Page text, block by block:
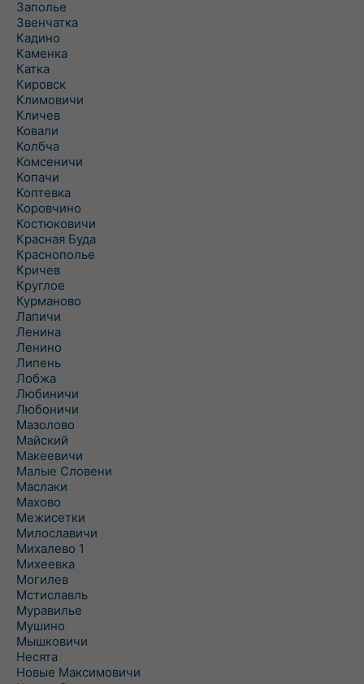
Заполье
Звенчатка
Кадино
Каменка
Катка
Кировск
Климовичи
Кличев
Ковали
Колбча
Комсеничи
Копачи
Коптевка
Коровчино
Костюковичи
Красная Буда
Краснополье
Кричев
Круглое
Курманово
Лапичи
Ленина
Ленино
Липень
Лобжа
Любиничи
Любоничи
Мазолово
Майский
Макеевичи
Малые Словени
Маслаки
Махово
Межисетки
Милославичи
Михалево 1
Михеевка
Могилев
Мстиславль
Муравилье
Мушино
Мышковичи
Несята
Новые Максимовичи